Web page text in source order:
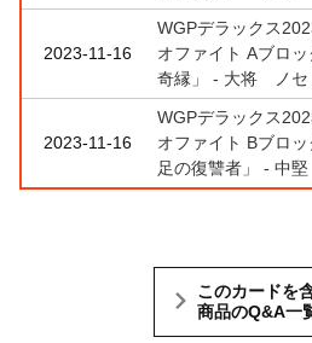
2023-11-16
WGPデラックス
オファイト Aブロ
奇縁」 - 大将 ノセ
2023-11-16
WGPデラックス
オファイト Bブロ
足の復讐者」 - 中
このカードを
商品のQ&A一